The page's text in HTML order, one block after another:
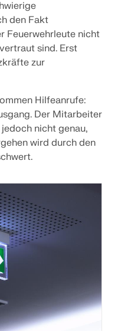
den Fakt
Feuerwehrleute nicht
sind. Erst
zur
Hilfeanrufe:
Der Mitarbeiter
nicht genau,
wird durch den